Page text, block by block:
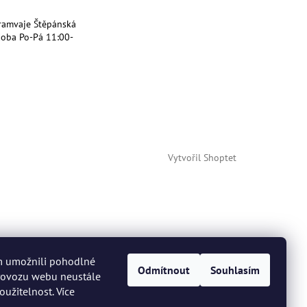
umožnili pohodlné
webu neustále
Více
Odmítnout Souhlasím
Štěpánská
Po-Pá 11:00-
Vytvořil Shoptet